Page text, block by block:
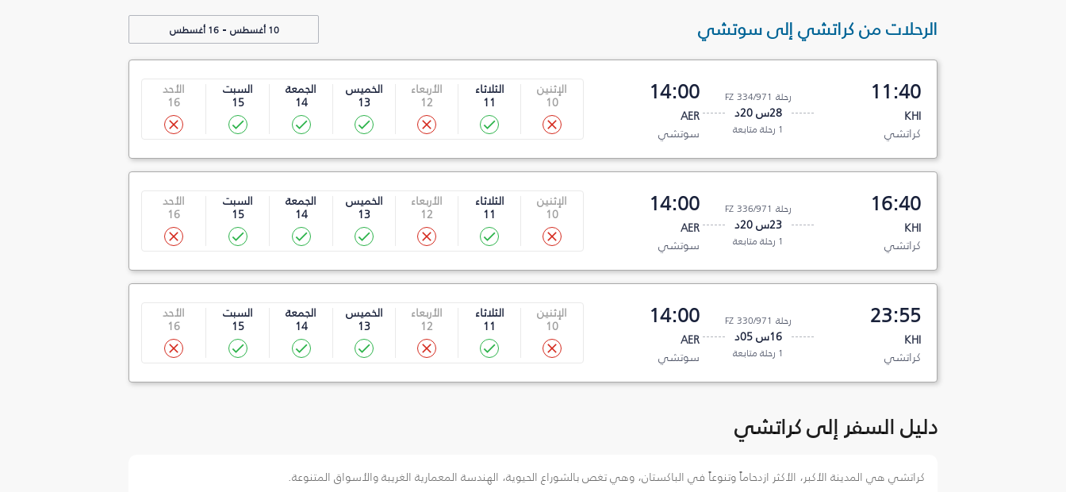
الرحلات من كراتشي إلى سوتشي 10 أغسطس -16 أغسطس
11:40
KHI
كراتشي
رحلة FZ 334/971
28س 20د
1 رحلة متابعة
14:00
AER
سوتشي
الإثنين
10
الثلاثاء
11
الأربعاء
12
الخميس
13
الجمعة
14
السبت
15
الأحد
16
16:40
KHI
كراتشي
رحلة FZ 336/971
23س 20د
1 رحلة متابعة
14:00
AER
سوتشي
الإثنين
10
الثلاثاء
11
الأربعاء
12
الخميس
13
الجمعة
14
السبت
15
الأحد
16
23:55
KHI
كراتشي
رحلة FZ 330/971
16س 05د
1 رحلة متابعة
14:00
AER
سوتشي
الإثنين
10
الثلاثاء
11
الأربعاء
12
الخميس
13
الجمعة
14
السبت
15
الأحد
16
دليل السفر إلى كراتشي
كراتشي هي المدينة الأكبر، الأكثر ازدحاماً وتنوعاً في الباكستان، وهي تغص بالشوراع الحيوية، الهندسة المعمارية الغريبة والأسواق المتنوعة.